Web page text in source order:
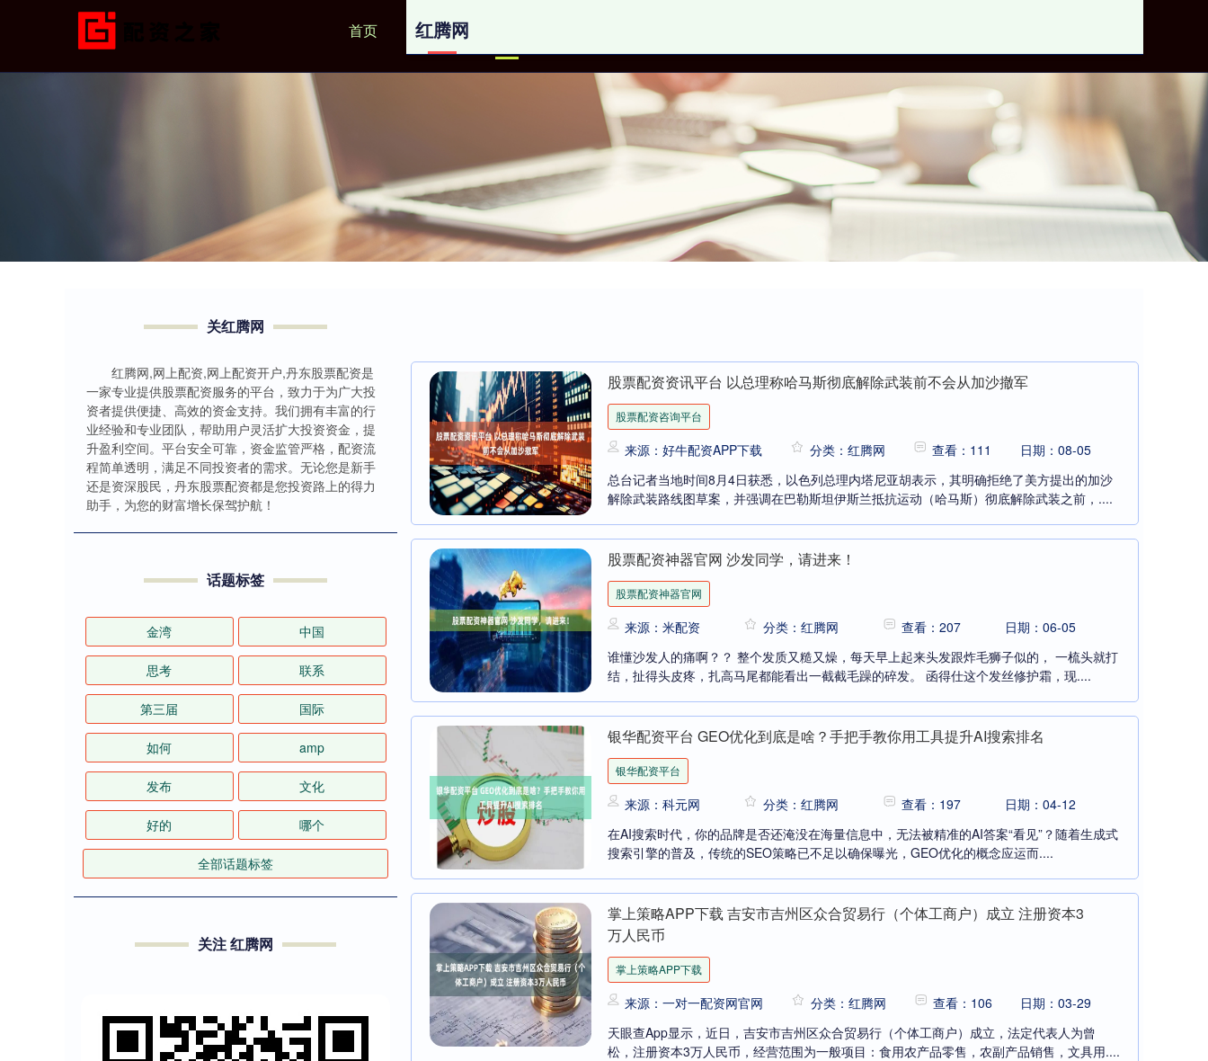
首页 红腾网
股票配资资讯平台 以总理称哈马斯彻底解除武装前不会从加沙撤军
股票配资咨询平台
来源：好牛配资APP下载 分类：红腾网 查看：111
日期：08-05
总台记者当地时间8月4日获悉，以色列总理内塔尼亚胡表示，其明确拒绝了美方提出的加沙
解除武装路线图草案，并强调在巴勒斯坦伊斯兰抵抗运动（哈马斯）彻底解除武装之前，....
股票配资神器官网 沙发同学，请进来！
股票配资神器官网
来源：米配资 分类：红腾网 查看：207
日期：06-05
谁懂沙发人的痛啊？？ 整个发质又糙又燥，每天早上起来头发跟炸毛狮子似的， 一梳头就打
结，扯得头皮疼，扎高马尾都能看出一截截毛躁的碎发。 函得仕这个发丝修护霜，现....
银华配资平台 GEO优化到底是啥？手把手教你用工具提升AI搜索排名
银华配资平台
来源：科元网 分类：红腾网 查看：197
日期：04-12
在AI搜索时代，你的品牌是否还淹没在海量信息中，无法被精准的AI答案“看见”？随着生成式
搜索引擎的普及，传统的SEO策略已不足以确保曝光，GEO优化的概念应运而....
掌上策略APP下载 吉安市吉州区众合贸易行（个体工商户）成立 注册资本3
万人民币
掌上策略APP下载
来源：一对一配资网官网 分类：红腾网 查看：106
日期：03-29
天眼查App显示，近日，吉安市吉州区众合贸易行（个体工商户）成立，法定代表人为曾
松，注册资本3万人民币，经营范围为一般项目：食用农产品零售，农副产品销售，文具用....
关红腾网
红腾网,网上配资,网上配资开户,丹东股票配资是
一家专业提供股票配资服务的平台，致力于为广大投
资者提供便捷、高效的资金支持。我们拥有丰富的行
业经验和专业团队，帮助用户灵活扩大投资资金，提
升盈利空间。平台安全可靠，资金监管严格，配资流
程简单透明，满足不同投资者的需求。无论您是新手
还是资深股民，丹东股票配资都是您投资路上的得力
助手，为您的财富增长保驾护航！
话题标签
金湾 中国
思考 联系
第三届 国际
如何 amp
发布 文化
好的 哪个
全部话题标签
关注 红腾网